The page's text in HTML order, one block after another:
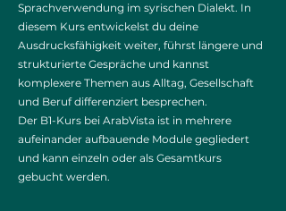
Sprachverwendung im syrischen Dialekt. In
diesem Kurs entwickelst du deine
Ausdrucksfähigkeit weiter, führst längere und
strukturierte Gespräche und kannst
komplexere Themen aus Alltag, Gesellschaft
und Beruf differenziert besprechen.
Der B1-Kurs bei ArabVista ist in mehrere
aufeinander aufbauende Module gegliedert
und kann einzeln oder als Gesamtkurs
gebucht werden.